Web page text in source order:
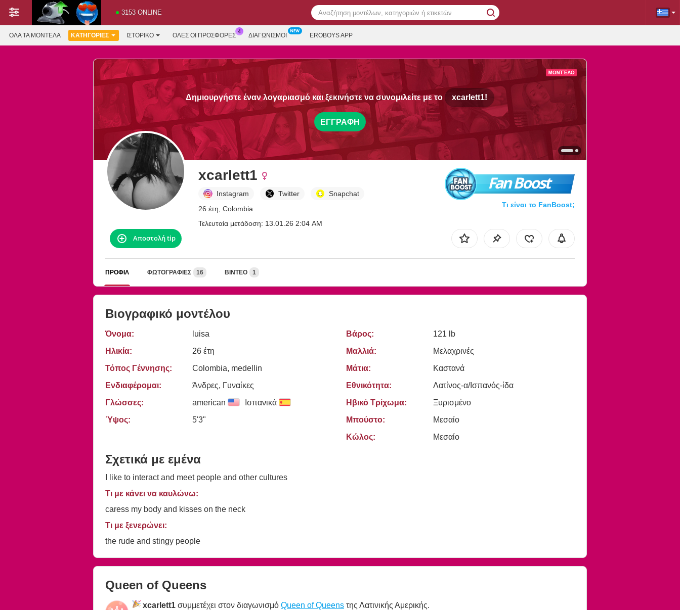
3153 ONLINE
ΌΛΑ ΤΑ ΜΟΝΤΈΛΑ ΚΑΤΗΓΟΡΊΕΣ ΙΣΤΟΡΙΚΌ ΟΛΕΣ ΟΙ ΠΡΟΣΦΟΡΕΣ ΔΙΑΓΩΝΙΣΜΟΊ EROBOYS APP
Δημιουργήστε έναν λογαριασμό και ξεκινήστε να συνομιλείτε με το xcarlett1!
ΕΓΓΡΑΦΉ
xcarlett1
Instagram Twitter
Snapchat
26 έτη, Colombia
Τελευταία μετάδοση: 13.01.26 2:04 AM
Fan Boost
Τι είναι το FanBoost;
Αποστολή tip
ΠΡΟΦΊΛ ΦΩΤΟΓΡΑΦΊΕΣ 16 ΒΊΝΤΕΟ 1
Βιογραφικό μοντέλου
Όνομα:
luisa
Ηλικία:
26 έτη
Τόπος Γέννησης:
Colombia, medellin
Ενδιαφέρομαι:
Άνδρες, Γυναίκες
Γλώσσες:
american Ισπανικά
Ύψος: 5'3"
Βάρος:
121 lb
Μαλλιά:
Μελαχρινές
Μάτια:
Καστανά
Εθνικότητα:
Λατίνος-α/Ισπανός-ίδα
Ηβικό Τρίχωμα:
Ξυρισμένο
Μπούστο:
Μεσαίο
Κώλος:
Μεσαίο
Σχετικά με εμένα
I like to interact and meet people and other cultures
Τι με κάνει να καυλώνω:
caress my body and kisses on the neck
Τι με ξενερώνει:
the rude and stingy people
Queen of Queens
xcarlett1 συμμετέχει στον διαγωνισμό Queen of Queens της Λατινικής Αμερικής.